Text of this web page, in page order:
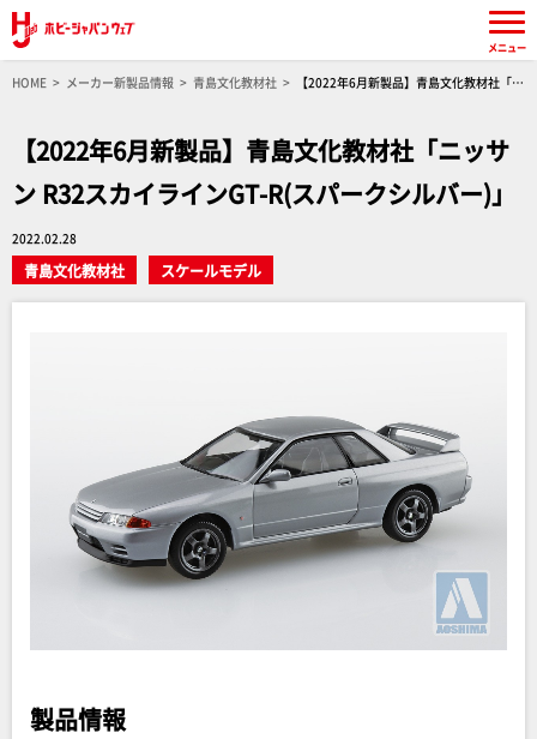
HOME メーカー新製品情報 青島文化教材社
【2022年6月新製品】青島文化教材社「ニ
【2022年6月新製品】青島文化教材社「ニッサ
ン R32スカイラインGT-R(スパークシルバー)」
2022.02.28
青島文化教材社 スケールモデル
製品情報
メニュー